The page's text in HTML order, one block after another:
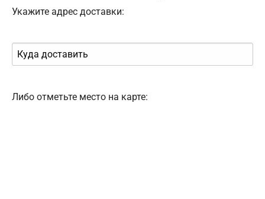
Укажите адрес доставки:
Либо отметьте место на карте: